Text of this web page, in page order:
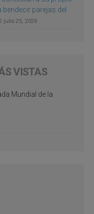
parejas del
julio 25, 2026
VISTAS
Mundial de la